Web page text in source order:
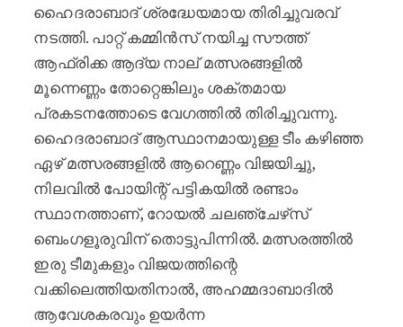
ഹൈദരാബാദ് ശ്രദ്ധേയമായ തിരിച്ചുവരവ്
നടത്തി. പാറ്റ് കമ്മിൻസ് നയിച്ച സൗത്ത്
ആഫ്രിക്ക ആദ്യ നാല് മത്സരങ്ങളിൽ
മൂന്നെണ്ണം തോറ്റെങ്കിലും ശക്തമായ
പ്രകടനത്തോടെ വേഗത്തിൽ തിരിച്ചുവന്നു.
ഹൈദരാബാദ് ആസ്ഥാനമായുള്ള ടീം കഴിഞ്ഞ
ഏഴ് മത്സരങ്ങളിൽ ആറെണ്ണം വിജയിച്ചു,
നിലവിൽ പോയിന്റ് പട്ടികയിൽ രണ്ടാം
സ്ഥാനത്താണ്, റോയൽ ചലഞ്ചേഴ്‌സ്
ബെംഗളൂരുവിന് തൊട്ടുപിന്നിൽ. മത്സരത്തിൽ
ഇരു ടീമുകളും വിജയത്തിന്റെ
വക്കിലെത്തിയതിനാൽ, അഹമ്മദാബാദിൽ
ആവേശകരവും ഉയർന്ന